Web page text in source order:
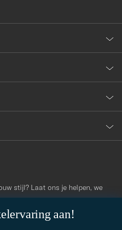
aan!
stijl? Laat ons je helpen, we